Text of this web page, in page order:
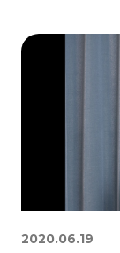
2020.06.19